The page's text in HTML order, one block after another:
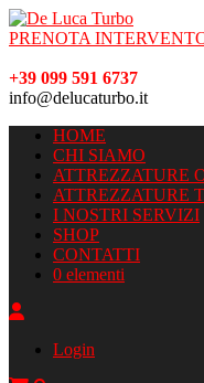
PRENOTA
+39 099 591 6737
info@delucaturbo.it
HOME
CHI SIAMO
ATTREZZATURE
ATTREZZATURE
I NOSTRI SERVIZI
SHOP
CONTATTI
0 elementi
Login